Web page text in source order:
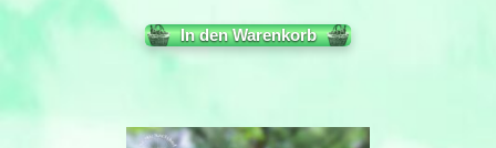
In den Warenkorb